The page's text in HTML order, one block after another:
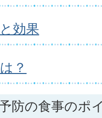
効果
？
防の食事のポ